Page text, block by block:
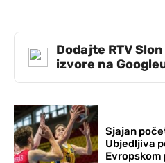
Dodajte RTV
izvore na
Sjajan
Ubjedljiva